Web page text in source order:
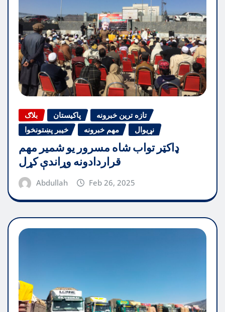
بلاګ پاکیستان
تازه ترین خبرونه
خیبر پښتونخوا
مهم خبرونه نړیوال
ډاکټر تواب شاه مسرور یو شمیر مهم
قراردادونه وړاندې کړل
Abdullah Feb 26, 2025